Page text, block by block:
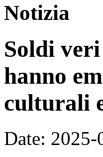
Notizia
Soldi
hanno
culturali
Date: 2025-